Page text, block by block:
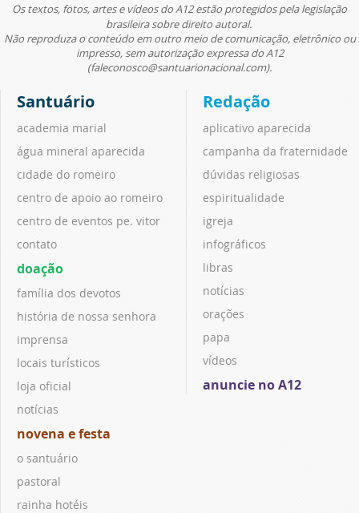
Os textos, fotos, artes e vídeos do A12 estão protegidos pela legislação
brasileira sobre direito autoral.
Não reproduza o conteúdo em outro meio de comunicação, eletrônico ou
impresso, sem autorização expressa do A12
(faleconosco@santuarionacional.com).
Santuário
academia marial
água mineral aparecida
cidade do romeiro
centro de apoio ao romeiro
centro de eventos pe. vitor
contato
doação
família dos devotos
história de nossa senhora
imprensa
locais turísticos
loja oficial
notícias
novena e festa
o santuário
pastoral
rainha hotéis
Redação
aplicativo aparecida
campanha da fraternidade
dúvidas religiosas
espiritualidade
igreja
infográficos
libras
notícias
orações
papa
vídeos
anuncie no A12